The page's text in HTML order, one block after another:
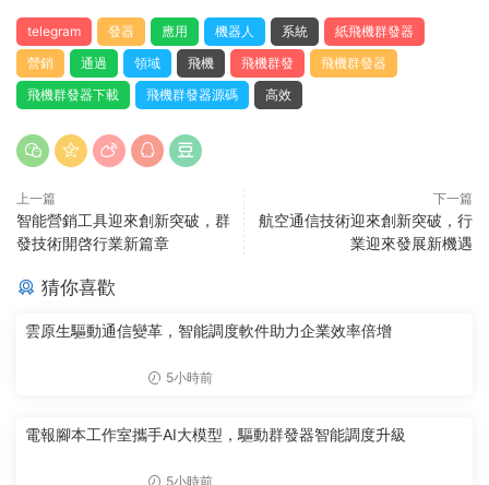
telegram 發器 應用 機器人 系統
紙飛機群發器
營銷
通過 領域 飛機 飛機群發
飛機群發器
飛機群發器下載
飛機群發器源碼 高效
上一篇
智能營銷工具迎來創新突破，群
發技術開啓行業新篇章
下一篇
航空通信技術迎來創新突破，行
業迎來發展新機遇
猜你喜歡
雲原生驅動通信變革，智能調度軟件助力企業效率倍增
5小時前
電報腳本工作室攜手AI大模型，驅動群發器智能調度升級
5小時前